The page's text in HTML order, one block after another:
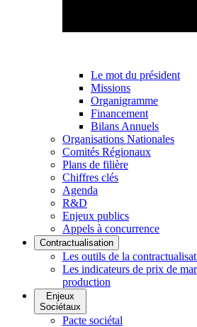
Le mot du président
Missions
Organigramme
Financement
Bilans Annuels
Organisations Nationales
Comités Régionaux
Plans de filière
Chiffres clés
Agenda
R&D
Enjeux publics
Appels à concurrence
Contractualisation
Les outils de la
Les indicateurs de prix de
production
Enjeux
Sociétaux
Pacte sociétal